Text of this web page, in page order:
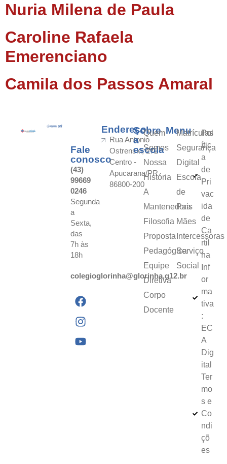
Nuria Milena de Paula
Caroline Rafaela
Emerenciano
Camila dos Passos Amaral
Fale
conosco
(43)
99669
0246
Segunda
a
Sexta,
das
7h às
18h
colegioglorinha@glorinha.g12.br
Endereço
Rua Antonio
Ostrenski, 272
Centro -
Apucarana/PR
86800-200
Sobre
a
escola
Quem
Somos
Nossa
História
A
Mantenedora
Filosofia
Proposta
Pedagógica
Equipe
Diretiva
Corpo
Docente
Menu
Matrículas
Segurança
Digital
Escola
de
Pais
Mães
Intercessoras
Serviço
Social
Pol
ític
a
de
Pri
vac
ida
de
Ca
rtil
ha
Inf
or
ma
tiva
:
EC
A
Dig
ital
Ter
mo
s e
Co
ndi
çõ
es